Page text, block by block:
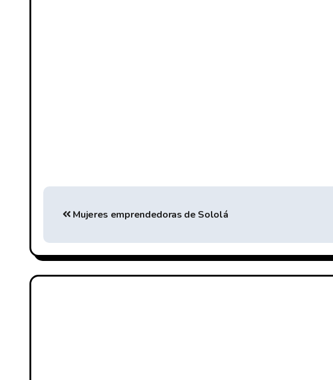
Mujeres emprendedoras de Sololá